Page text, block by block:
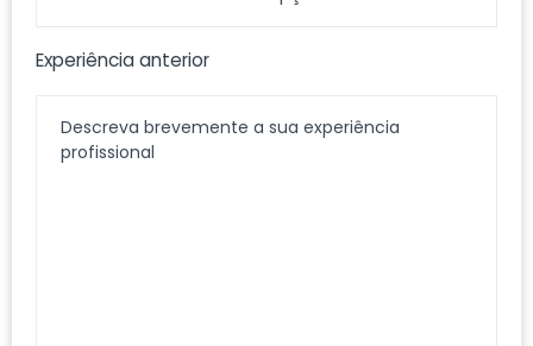
Experiência anterior